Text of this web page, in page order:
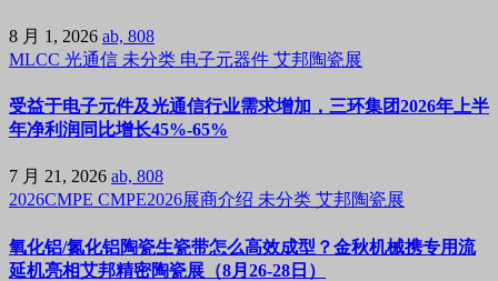
8 月 1, 2026 ab, 808
MLCC 光通信 未分类 电子元器件 艾邦陶瓷展
受益于电子元件及光通信行业需求增加，三环集团2026年上半
年净利润同比增长45%-65%
7 月 21, 2026 ab, 808
2026CMPE CMPE2026展商介绍 未分类 艾邦陶瓷展
氧化铝/氮化铝陶瓷生瓷带怎么高效成型？金秋机械携专用流
延机亮相艾邦精密陶瓷展（8月26-28日）